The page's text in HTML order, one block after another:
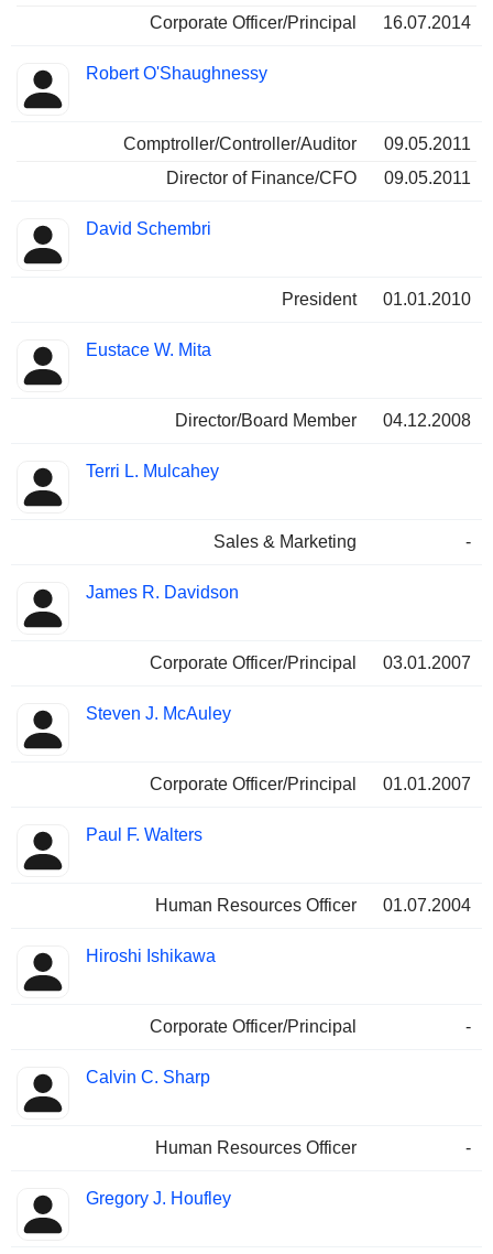
Corporate Officer/Principal
16.07.2014
Robert O'Shaughnessy
Comptroller/Controller/Auditor
09.05.2011
Director of Finance/CFO
09.05.2011
David Schembri
President 01.01.2010
Eustace W. Mita
Director/Board Member 04.12.2008
Terri L. Mulcahey
Sales & Marketing -
James R. Davidson
Corporate Officer/Principal 03.01.2007
Steven J. McAuley
Corporate Officer/Principal 01.01.2007
Paul F. Walters
Human Resources Officer 01.07.2004
Hiroshi Ishikawa
Corporate Officer/Principal -
Calvin C. Sharp
Human Resources Officer -
Gregory J. Houfley